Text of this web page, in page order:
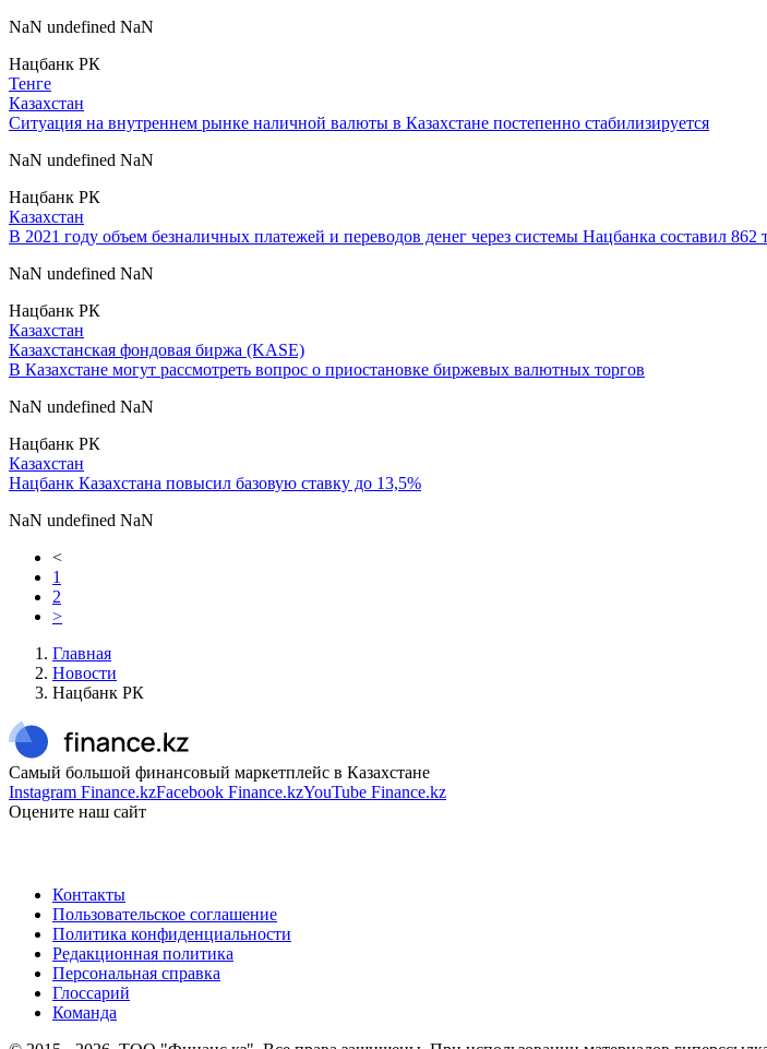
NaN undefined NaN
Нацбанк РК
Тенге
Казахстан
Cитуация на внутреннем рынке наличной валюты в Казахстане постепенно стабилизируется
NaN undefined NaN
Нацбанк РК
Казахстан
В 2021 году объем безналичных платежей и переводов денег через системы Нацбанка составил 862
NaN undefined NaN
Нацбанк РК
Казахстан
Казахстанская фондовая биржа (KASE)
В Казахстане могут рассмотреть вопрос о приостановке биржевых валютных торгов
NaN undefined NaN
Нацбанк РК
Казахстан
Нацбанк Казахстана повысил базовую ставку до 13,5%
NaN undefined NaN
<
1
2
>
Главная
Новости
Нацбанк РК
Самый большой финансовый маркетплейс в Казахстане
Instagram Finance.kzFacebook Finance.kzYouTube Finance.kz
Оцените наш сайт
Контакты
Пользовательское соглашение
Политика конфиденциальности
Редакционная политика
Персональная справка
Глоссарий
Команда